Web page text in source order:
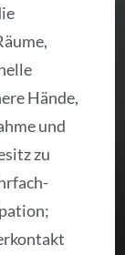
Hände,
und
zu